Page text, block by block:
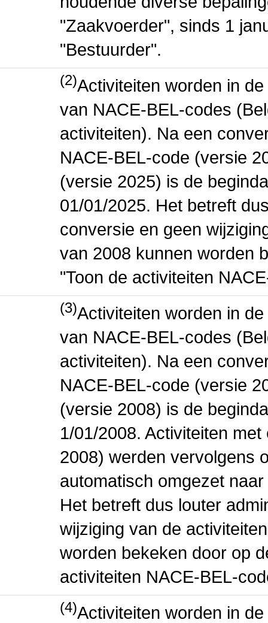
"Zaakvoerder", sinds 1
"Bestuurder".
(2)Activiteiten worden in
van NACE-BEL-codes
activiteiten). Na een
NACE-BEL-code (versie
(versie 2025) is de
01/01/2025. Het betreft
conversie en geen
van 2008 kunnen worden
"Toon de activiteiten
(3)Activiteiten worden in
van NACE-BEL-codes
activiteiten). Na een
NACE-BEL-code (versie
(versie 2008) is de
1/01/2008. Activiteiten
2008) werden vervolgens
automatisch omgezet
Het betreft dus louter
wijziging van de
worden bekeken door op
activiteiten NACE-BEL-
(4)Activiteiten worden in